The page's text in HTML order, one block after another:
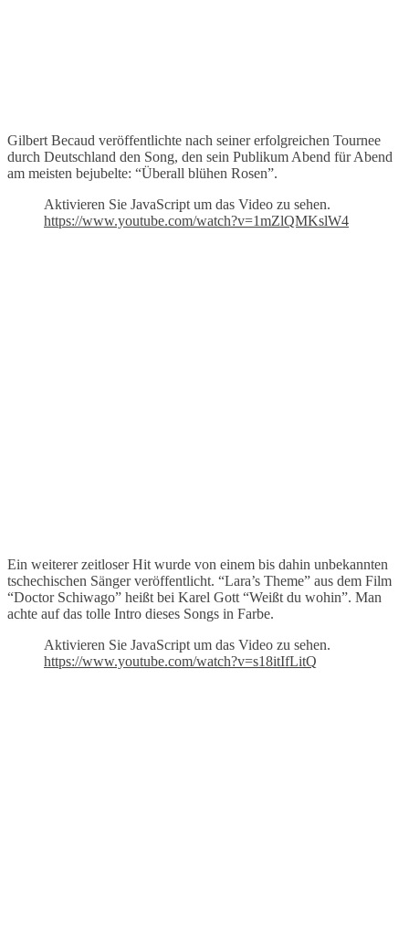
Gilbert Becaud veröffentlichte nach seiner erfolgreichen Tournee
durch Deutschland den Song, den sein Publikum Abend für Abend
am meisten bejubelte: “Überall blühen Rosen”.
Aktivieren Sie JavaScript um das Video zu sehen.
https://www.youtube.com/watch?v=1mZlQMKslW4
Ein weiterer zeitloser Hit wurde von einem bis dahin unbekannten
tschechischen Sänger veröffentlicht. “Lara’s Theme” aus dem Film
“Doctor Schiwago” heißt bei Karel Gott “Weißt du wohin”. Man
achte auf das tolle Intro dieses Songs in Farbe.
Aktivieren Sie JavaScript um das Video zu sehen.
https://www.youtube.com/watch?v=s18itIfLitQ